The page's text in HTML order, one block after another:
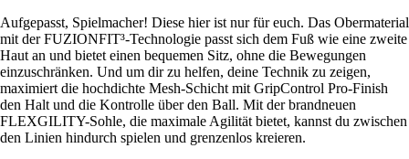
Aufgepasst, Spielmacher! Diese hier ist nur für euch. Das Obermaterial
mit der FUZIONFIT³-Technologie passt sich dem Fuß wie eine zweite
Haut an und bietet einen bequemen Sitz, ohne die Bewegungen
einzuschränken. Und um dir zu helfen, deine Technik zu zeigen,
maximiert die hochdichte Mesh-Schicht mit GripControl Pro-Finish
den Halt und die Kontrolle über den Ball. Mit der brandneuen
FLEXGILITY-Sohle, die maximale Agilität bietet, kannst du zwischen
den Linien hindurch spielen und grenzenlos kreieren.